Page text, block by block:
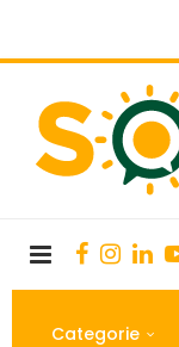
Categorie